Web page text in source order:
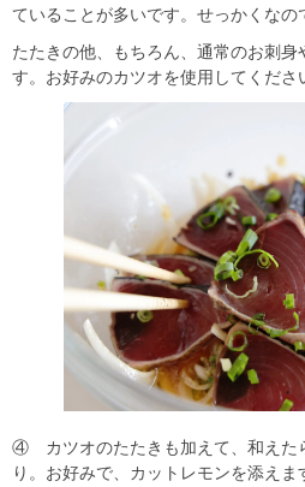
ていることが多いです。せっかくなの
たたきの他、もちろん、通常のお刺身
す。お好みのカツオを使用してくださ
④ カツオのたたきも加えて、和えた
り。お好みで、カットレモンを添えま